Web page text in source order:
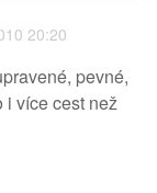
20:20
pevné,
i více cest než